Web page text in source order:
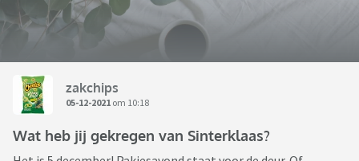
zakchips
05-12-2021 om 10:18
Wat heb jij gekregen van Sinterklaas?